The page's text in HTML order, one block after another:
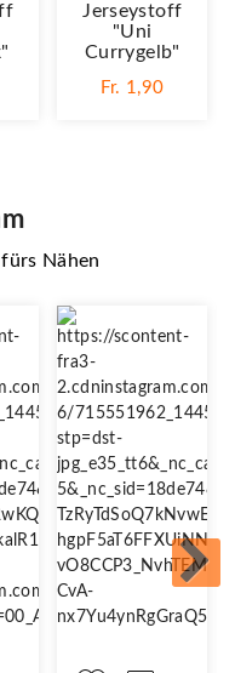
Jerseystoff
"Uni
Currygelb"
Fr. 1,90
Nähen